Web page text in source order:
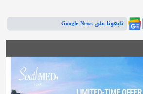
تابعونا على Google News